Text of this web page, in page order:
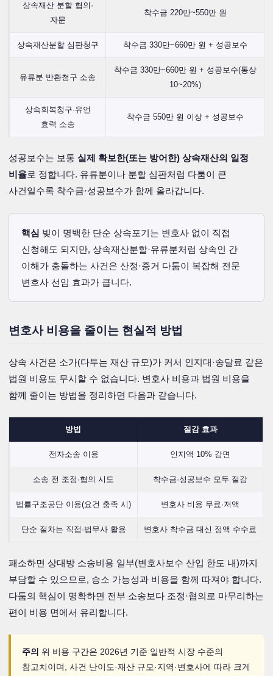
상속재산 분할 협의·
자문
착수금 220만~550만 원
상속재산분할 심판청구 착수금 330만~660만 원 + 성공보수
유류분 반환청구 소송
착수금 330만~660만 원 + 성공보수(통상
10~20%)
상속회복청구·유언
효력 소송
착수금 550만 원 이상 + 성공보수
성공보수는 보통 실제 확보한(또는 방어한) 상속재산의 일정
비율로 정합니다. 유류분이나 분할 심판처럼 다툼이 큰
사건일수록 착수금·성공보수가 함께 올라갑니다.
핵심 빚이 명백한 단순 상속포기는 변호사 없이 직접
신청해도 되지만, 상속재산분할·유류분처럼 상속인 간
이해가 충돌하는 사건은 산정·증거 다툼이 복잡해 전문
변호사 선임 효과가 큽니다.
변호사 비용을 줄이는 현실적 방법
상속 사건은 소가(다투는 재산 규모)가 커서 인지대·송달료 같은
법원 비용도 무시할 수 없습니다. 변호사 비용과 법원 비용을
함께 줄이는 방법을 정리하면 다음과 같습니다.
방법 절감 효과
전자소송 이용 인지액 10% 감면
소송 전 조정·협의 시도 착수금·성공보수 모두 절감
법률구조공단 이용(요건 충족 시) 변호사 비용 무료·저액
단순 절차는 직접·법무사 활용 변호사 착수금 대신 정액 수수료
패소하면 상대방 소송비용 일부(변호사보수 산입 한도 내)까지
부담할 수 있으므로, 승소 가능성과 비용을 함께 따져야 합니다.
다툼의 핵심이 명확하면 전부 소송보다 조정·협의로 마무리하는
편이 비용 면에서 유리합니다.
주의 위 비용 구간은 2026년 기준 일반적 시장 수준의
참고치이며, 사건 난이도·재산 규모·지역·변호사에 따라 크게